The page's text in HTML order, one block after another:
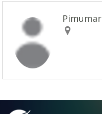
Pimumar